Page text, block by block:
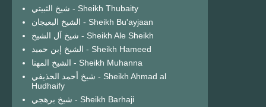
شيخ الثبيتي - Sheikh Thubaity
الشيخ البعيجان - Sheikh Bu'ayjaan
شيخ آل الشيخ - Sheikh Ale Sheikh
الشيخ إبن حميد - Sheikh Hameed
الشيخ المهنا - Sheikh Muhanna
شيخ أحمد الحذيفي - Sheikh Ahmad al
Hudhaify
شيخ برهجي - Sheikh Barhaji